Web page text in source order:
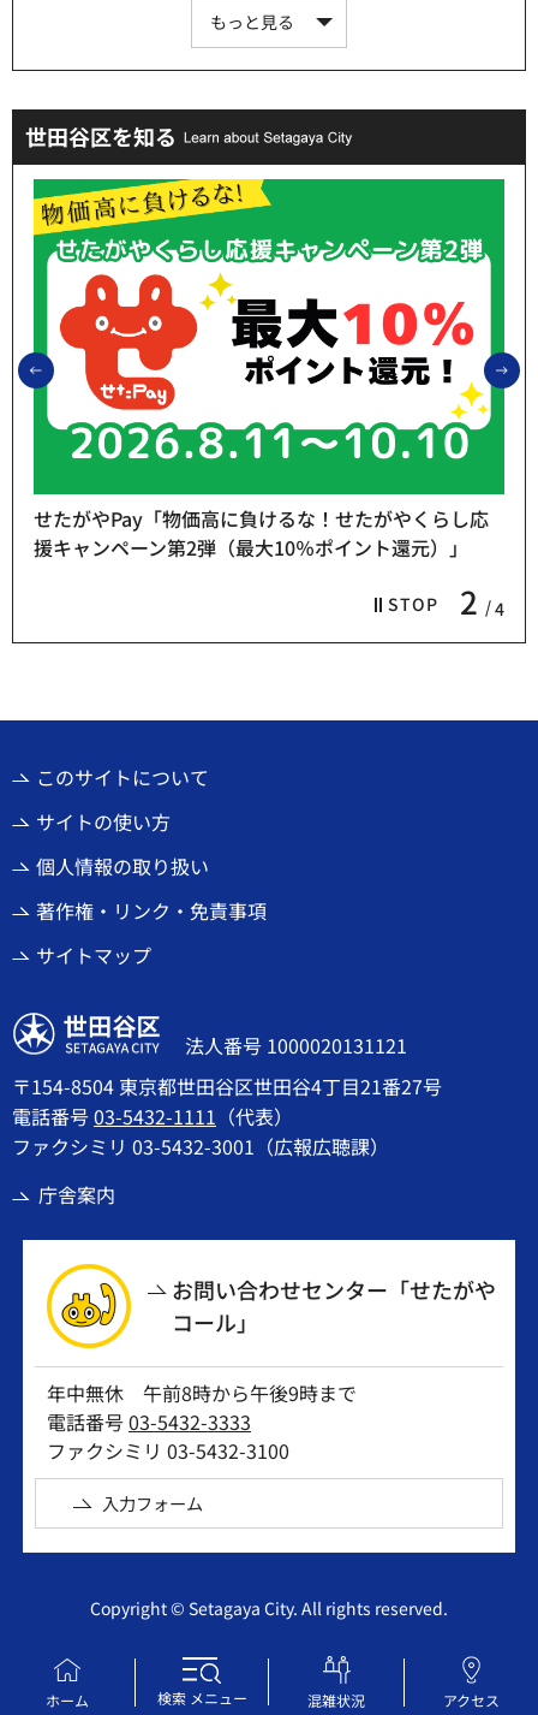
ホーム 検索メニュー 混雑状況 アクセス
もっと見る
世田谷区を知る
前のスライドを表示
STOP 2 4
せたがやPay「物価高に負けるな！せたがやくらし応
援キャンペーン第2弾（最大10％ポイント還元）」
このサイトについて
サイトの使い方
個人情報の取り扱い
著作権・リンク・免責事項
サイトマップ
世田谷区
法人番号 1000020131121
〒154-8504 東京都世田谷区世田谷4丁目21番27号
電話番号03-5432-1111 （代表）
ファクシミリ 03-5432-3001（広報広聴課）
庁舎案内
お問い合わせセンター「せたがや
コール」
年中無休 午前8時から午後9時まで
電話番号03-5432-3333
ファクシミリ 03-5432-3100
入力フォーム
Copyright © Setagaya City. All rights reserved.